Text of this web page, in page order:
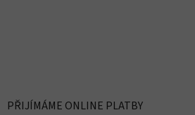
PŘIJÍMÁME ONLINE PLATBY